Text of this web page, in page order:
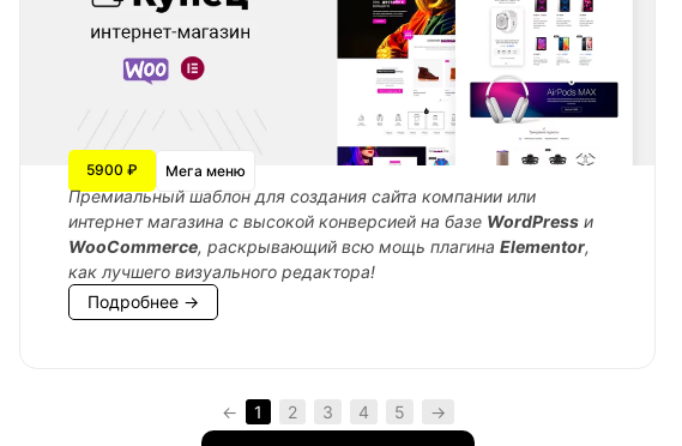
' был помечен как спам'
5900 ₽ Мега меню
Премиальный шаблон для создания сайта компании или
интернет магазина с высокой конверсией на базе WordPress и
WooCommerce, раскрывающий всю мощь плагинаElementor,
как лучшего визуального редактора!
Подробнее →
← 1 2 3 4 5 →